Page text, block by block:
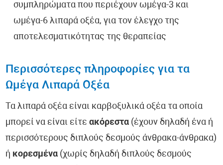
συμπληρώματα που περιέχουν ωμέγα-3 και
ωμέγα-6 λιπαρά οξέα, για τον έλεγχο της
αποτελεσματικότητας της θεραπείας
Περισσότερες πληροφορίες για τα
Ωμέγα Λιπαρά Οξέα
Τα λιπαρά οξέα είναι καρβοξυλικά οξέα τα οποία
μπορεί να είναι είτεακόρεστα (έχουν δηλαδή ένα ή
περισσότερους διπλούς δεσμούς άνθρακα-άνθρακα)
ή κορεσμένα (χωρίς δηλαδή διπλούς δεσμούς